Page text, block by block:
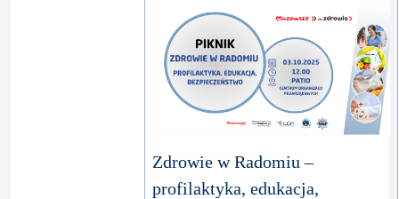
Zdrowie w Radomiu –
profilaktyka, edukacja,